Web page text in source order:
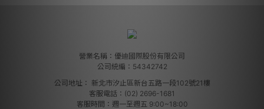
營業名稱：優迪國際股份有限公司
公司統編：54342742
公司地址： 新北市汐止區新台五路一段102號21樓
客服電話：(02) 2696-1681
客服時間：週一至週五 9:00~18:00